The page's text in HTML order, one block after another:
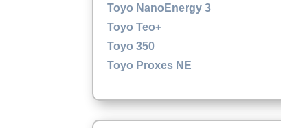
Toyo NanoEnergy 3
Toyo Teo+
Toyo 350
Toyo Proxes NE